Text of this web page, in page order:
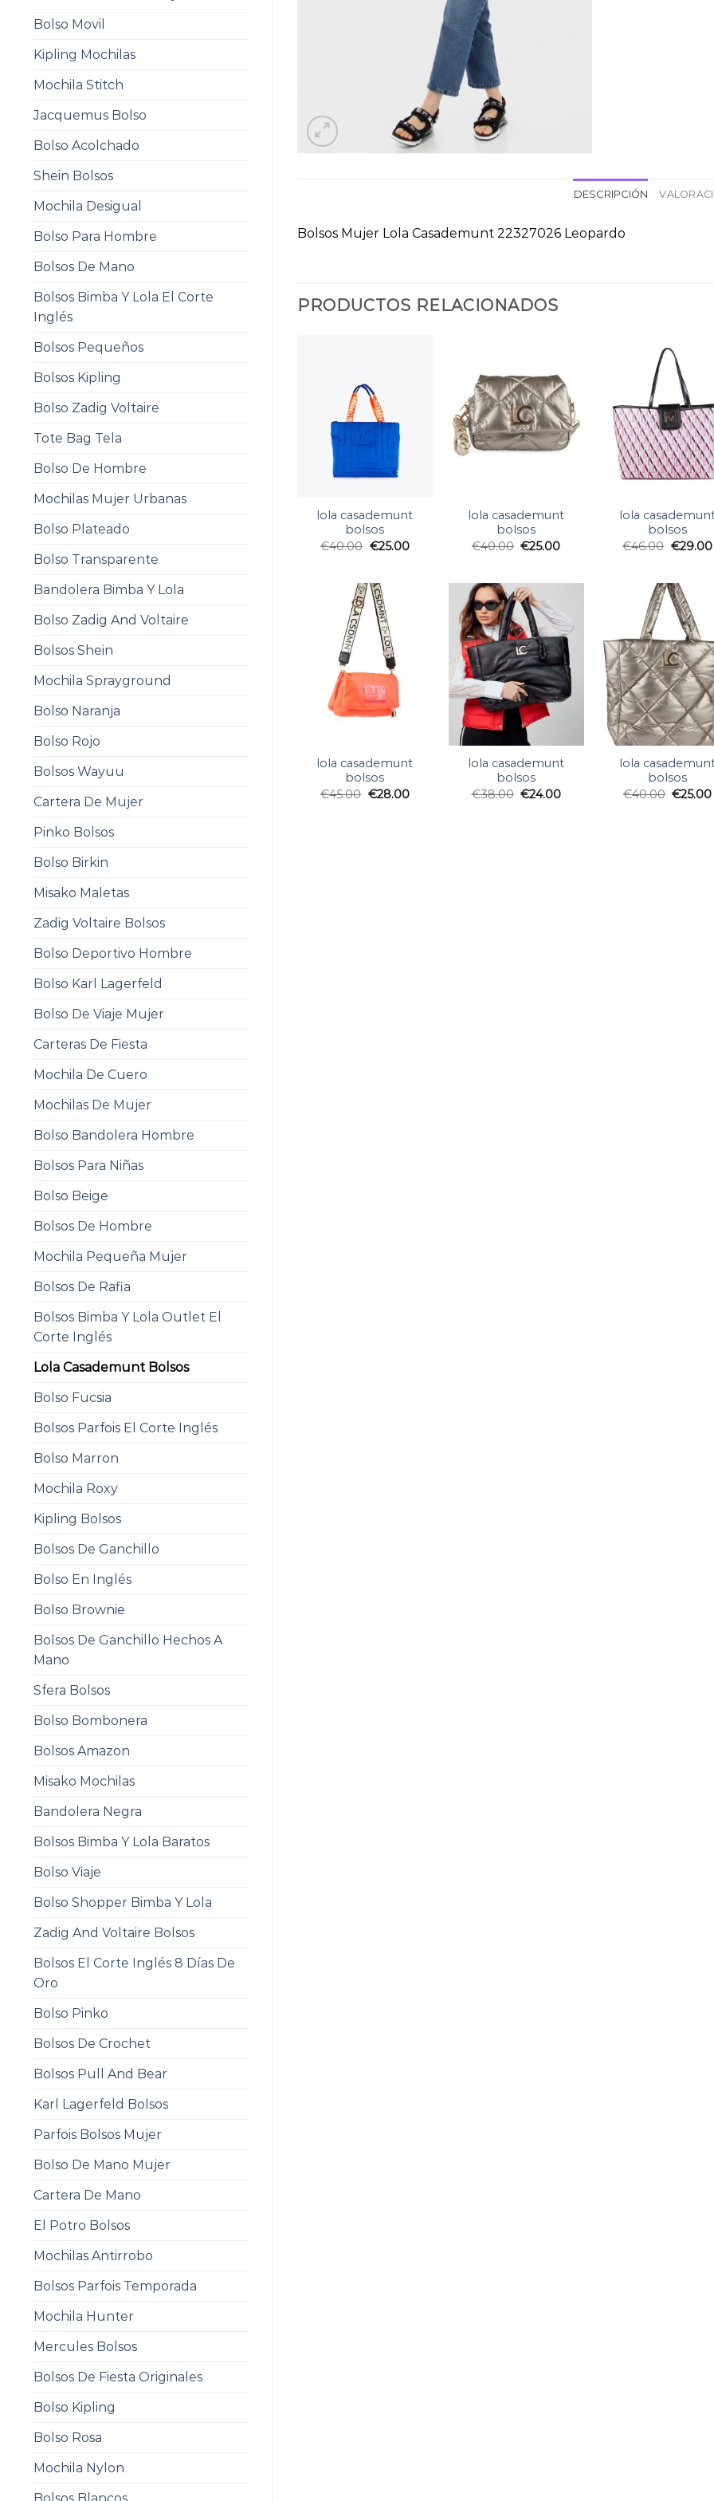
Bolso Movil
Kipling Mochilas
Mochila Stitch
Jacquemus Bolso
Bolso Acolchado
Shein Bolsos
Mochila Desigual
Bolso Para Hombre
Bolsos De Mano
Bolsos Bimba Y Lola El Corte
Inglés
Bolsos Pequeños
Bolsos Kipling
Bolso Zadig Voltaire
Tote Bag Tela
Bolso De Hombre
Mochilas Mujer Urbanas
Bolso Plateado
Bolso Transparente
Bandolera Bimba Y Lola
Bolso Zadig And Voltaire
Bolsos Shein
Mochila Sprayground
Bolso Naranja
Bolso Rojo
Bolsos Wayuu
Cartera De Mujer
Pinko Bolsos
Bolso Birkin
Misako Maletas
Zadig Voltaire Bolsos
Bolso Deportivo Hombre
Bolso Karl Lagerfeld
Bolso De Viaje Mujer
Carteras De Fiesta
Mochila De Cuero
Mochilas De Mujer
Bolso Bandolera Hombre
Bolsos Para Niñas
Bolso Beige
Bolsos De Hombre
Mochila Pequeña Mujer
Bolsos De Rafia
Bolsos Bimba Y Lola Outlet El
Corte Inglés
Lola Casademunt Bolsos
Bolso Fucsia
Bolsos Parfois El Corte Inglés
Bolso Marron
Mochila Roxy
Kipling Bolsos
Bolsos De Ganchillo
Bolso En Inglés
Bolso Brownie
Bolsos De Ganchillo Hechos A
Mano
Sfera Bolsos
Bolso Bombonera
Bolsos Amazon
Misako Mochilas
Bandolera Negra
Bolsos Bimba Y Lola Baratos
Bolso Viaje
Bolso Shopper Bimba Y Lola
Zadig And Voltaire Bolsos
Bolsos El Corte Inglés 8 Días De
Oro
Bolso Pinko
Bolsos De Crochet
Bolsos Pull And Bear
Karl Lagerfeld Bolsos
Parfois Bolsos Mujer
Bolso De Mano Mujer
Cartera De Mano
El Potro Bolsos
Mochilas Antirrobo
Bolsos Parfois Temporada
Mochila Hunter
Mercules Bolsos
Bolsos De Fiesta Originales
Bolso Kipling
Bolso Rosa
Mochila Nylon
DESCRIPCIÓN
Bolsos Mujer Lola Casademunt 22327026 Leopardo
PRODUCTOS RELACIONADOS
lola casademunt
bolsos
€40.00 €25.00
lola casademunt
bolsos
€40.00 €25.00
lola
bolsos
€46.00 €29.00
lola casademunt
bolsos
€45.00 €28.00
lola casademunt
bolsos
€38.00 €24.00
lola
bolsos
€40.00 €25.00